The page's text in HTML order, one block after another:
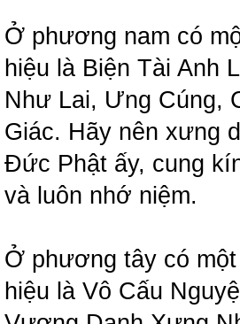
Ở phương nam có
hiệu là Biện Tài Anh
Như Lai, Ưng Cúng,
Giác. Hãy nên xưng
Đức Phật ấy, cung
và luôn nhớ niệm.
Ở phương tây có
hiệu là Vô Cấu